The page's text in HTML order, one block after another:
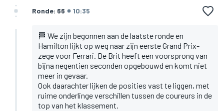
Ronde: 66 10:35
🏁 We zijn begonnen aan de laatste ronde en
Hamilton lijkt op weg naar zijn eerste Grand Prix-
zege voor Ferrari. De Brit heeft een voorsprong van
bijna negentien seconden opgebouwd en komt niet
meer in gevaar.
Ook daarachter lijken de posities vast te liggen, met
ruime onderlinge verschillen tussen de coureurs in de
top van het klassement.